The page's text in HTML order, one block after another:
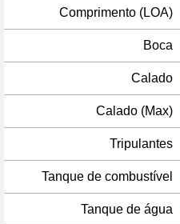
Comprimento (LOA)
Boca
Calado
Calado (Max)
Tripulantes
Tanque de combustível
Tanque de água